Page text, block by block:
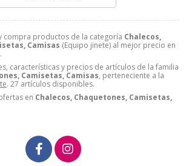
compra productos de la categoría Chalecos,
Camisas (Equipo jinete) al mejor precio en
características y precios de artículos de la familia
Camisetas, Camisas, perteneciente a la
. 27 artículos disponibles.
en Chalecos, Chaquetones, Camisetas,